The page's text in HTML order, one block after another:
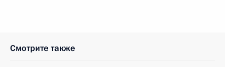
Смотрите также